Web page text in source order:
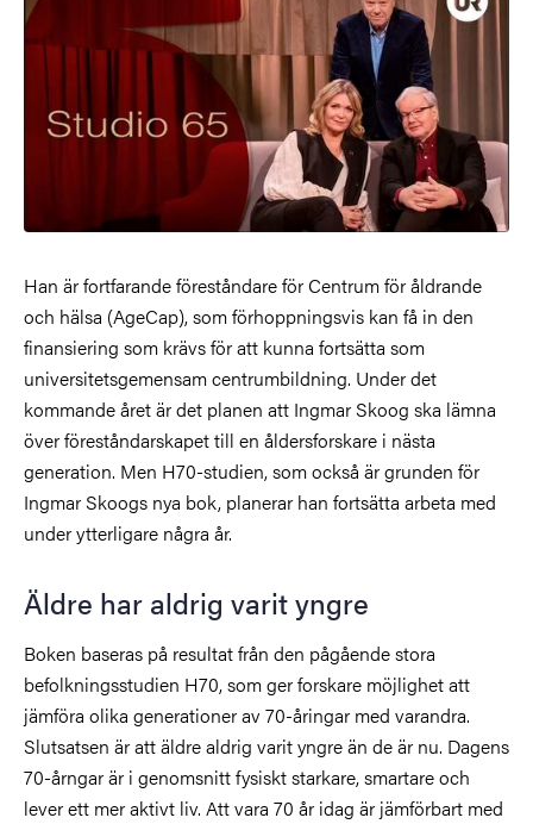
Han är fortfarande föreståndare för Centrum för åldrande
och hälsa (AgeCap), som förhoppningsvis kan få in den
finansiering som krävs för att kunna fortsätta som
universitetsgemensam centrumbildning. Under det
kommande året är det planen att Ingmar Skoog ska lämna
över föreståndarskapet till en åldersforskare i nästa
generation. Men H70-studien, som också är grunden för
Ingmar Skoogs nya bok, planerar han fortsätta arbeta med
under ytterligare några år.
Äldre har aldrig varit yngre
Boken baseras på resultat från den pågående stora
befolkningsstudien H70, som ger forskare möjlighet att
jämföra olika generationer av 70-åringar med varandra.
Slutsatsen är att äldre aldrig varit yngre än de är nu. Dagens
70-årngar är i genomsnitt fysiskt starkare, smartare och
lever ett mer aktivt liv. Att vara 70 år idag är jämförbart med